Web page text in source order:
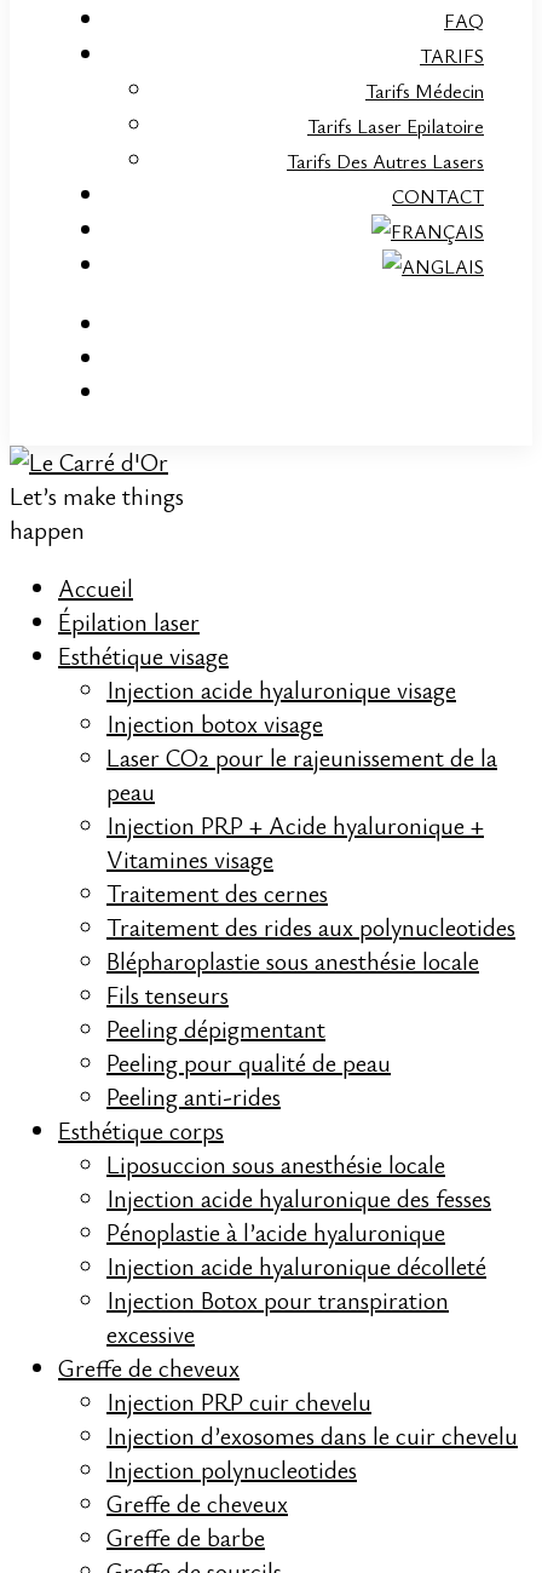
FAQ
TARIFS
Tarifs Médecin
Tarifs Laser Epilatoire
Tarifs Des Autres Lasers
CONTACT
Let’s make things
happen
Accueil
Épilation laser
Esthétique visage
Injection acide hyaluronique visage
Injection botox visage
Laser CO2 pour le rajeunissement de la
peau
Injection PRP + Acide hyaluronique +
Vitamines visage
Traitement des cernes
Traitement des rides aux polynucleotides
Blépharoplastie sous anesthésie locale
Fils tenseurs
Peeling dépigmentant
Peeling pour qualité de peau
Peeling anti-rides
Esthétique corps
Liposuccion sous anesthésie locale
Injection acide hyaluronique des fesses
Pénoplastie à l’acide hyaluronique
Injection acide hyaluronique décolleté
Injection Botox pour transpiration
excessive
Greffe de cheveux
Injection PRP cuir chevelu
Injection d’exosomes dans le cuir chevelu
Injection polynucleotides
Greffe de cheveux
Greffe de barbe